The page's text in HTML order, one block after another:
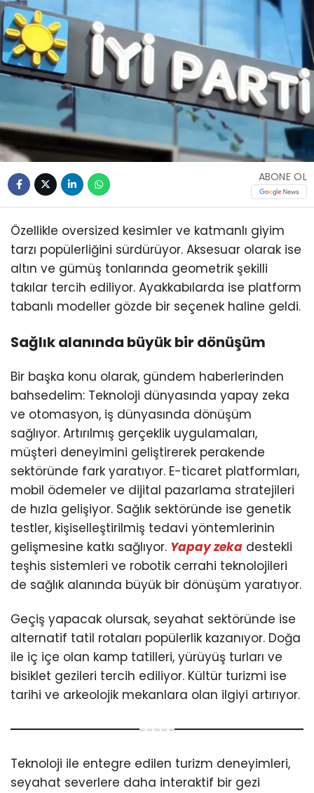
ABONE OL
Özellikle oversized kesimler ve katmanlı giyim
tarzı popülerliğini sürdürüyor. Aksesuar olarak ise
altın ve gümüş tonlarında geometrik şekilli
takılar tercih ediliyor. Ayakkabılarda ise platform
tabanlı modeller gözde bir seçenek haline geldi.
Sağlık alanında büyük bir dönüşüm
Bir başka konu olarak, gündem haberlerinden
bahsedelim: Teknoloji dünyasında yapay zeka
ve otomasyon, iş dünyasında dönüşüm
sağlıyor. Artırılmış gerçeklik uygulamaları,
müşteri deneyimini geliştirerek perakende
sektöründe fark yaratıyor. E-ticaret platformları,
mobil ödemeler ve dijital pazarlama stratejileri
de hızla gelişiyor. Sağlık sektöründe ise genetik
testler, kişiselleştirilmiş tedavi yöntemlerinin
gelişmesine katkı sağlıyor. Yapay zeka destekli
teşhis sistemleri ve robotik cerrahi teknolojileri
de sağlık alanında büyük bir dönüşüm yaratıyor.
Geçiş yapacak olursak, seyahat sektöründe ise
alternatif tatil rotaları popülerlik kazanıyor. Doğa
ile iç içe olan kamp tatilleri, yürüyüş turları ve
bisiklet gezileri tercih ediliyor. Kültür turizmi ise
tarihi ve arkeolojik mekanlara olan ilgiyi artırıyor.
Teknoloji ile entegre edilen turizm deneyimleri,
seyahat severlere daha interaktif bir gezi